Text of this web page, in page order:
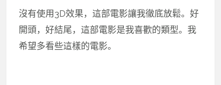
沒有使用3D效果，這部電影讓我徹底放鬆。好
開頭，好結尾，這部電影是我喜歡的類型。我
希望多看些這樣的電影。